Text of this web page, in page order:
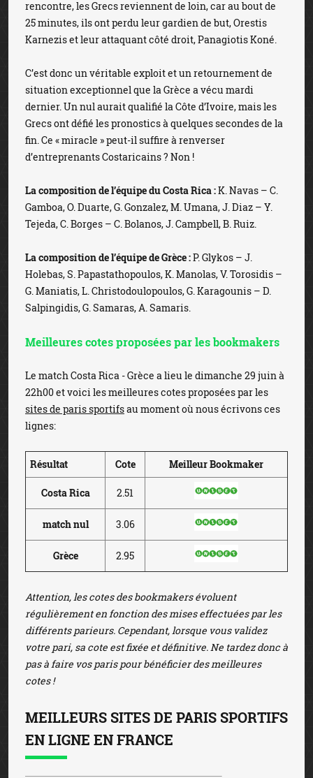
rencontre, les Grecs reviennent de loin, car au bout de
25 minutes, ils ont perdu leur gardien de but, Orestis
Karnezis et leur attaquant côté droit, Panagiotis Koné.
C’est donc un véritable exploit et un retournement de
situation exceptionnel que la Grèce a vécu mardi
dernier. Un nul aurait qualifié la Côte d’Ivoire, mais les
Grecs ont défié les pronostics à quelques secondes de la
fin. Ce « miracle » peut-il suffire à renverser
d’entreprenants Costaricains ? Non !
La composition de l’équipe du Costa Rica :K. Navas – C.
Gamboa, O. Duarte, G. Gonzalez, M. Umana, J. Diaz – Y.
Tejeda, C. Borges – C. Bolanos, J. Campbell, B. Ruiz.
La composition de l’équipe de Grèce :P. Glykos – J.
Holebas, S. Papastathopoulos, K. Manolas, V. Torosidis –
G. Maniatis, L. Christodoulopoulos, G. Karagounis – D.
Salpingidis, G. Samaras, A. Samaris.
Meilleures cotes proposées par les bookmakers
Le match Costa Rica - Grèce a lieu le dimanche 29 juin à
22h00 et voici les meilleures cotes proposées par les
sites de paris sportifsau moment où nous écrivons ces
lignes:
Résultat Cote Meilleur Bookmaker
Costa Rica 2.51
match nul 3.06
Grèce 2.95
Attention, les cotes des bookmakers évoluent
régulièrement en fonction des mises effectuées par les
différents parieurs. Cependant, lorsque vous validez
votre pari, sa cote est fixée et définitive. Ne tardez donc à
pas à faire vos paris pour bénéficier des meilleures
cotes !
MEILLEURS SITES DE PARIS SPORTIFS
EN LIGNE EN FRANCE